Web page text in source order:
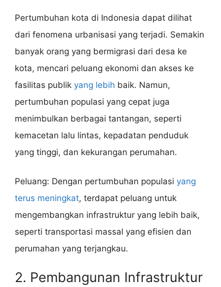
Pertumbuhan kota di Indonesia dapat dilihat
dari fenomena urbanisasi yang terjadi. Semakin
banyak orang yang bermigrasi dari desa ke
kota, mencari peluang ekonomi dan akses ke
fasilitas publik yang lebih baik. Namun,
pertumbuhan populasi yang cepat juga
menimbulkan berbagai tantangan, seperti
kemacetan lalu lintas, kepadatan penduduk
yang tinggi, dan kekurangan perumahan.
Peluang: Dengan pertumbuhan populasi yang
terus meningkat, terdapat peluang untuk
mengembangkan infrastruktur yang lebih baik,
seperti transportasi massal yang efisien dan
perumahan yang terjangkau.
2. Pembangunan Infrastruktur